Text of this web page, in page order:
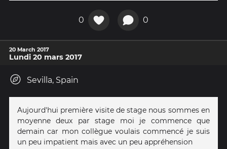
0 0
20 March 2017
Lundi 20 mars 2017
Sevilla, Spain
Aujourd'hui première visite de stage nous sommes en
moyenne deux par stage moi je commence que
demain car mon collègue voulais commencé je suis
un peu impatient mais avec un peu appréhension